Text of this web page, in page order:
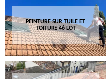
PEINTURE SUR TUILE ET
TOITURE 46 LOT